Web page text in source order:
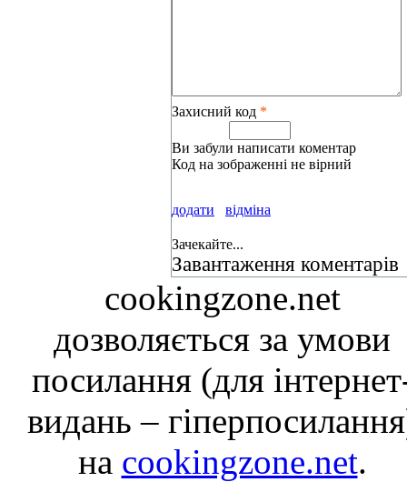
Захисний код *
Ви забули написати коментар
Код на зображенні не вірний
додати відміна
Зачекайте...
Завантаження коментарів
cookingzone.net
дозволяється за умови
посилання (для
видань –
на cookingzone.net.